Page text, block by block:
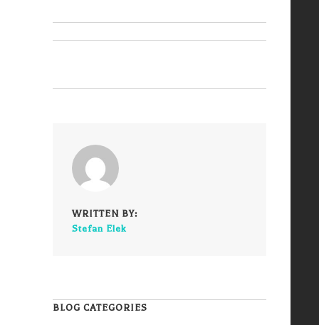
WRITTEN BY:
Stefan Elek
BLOG CATEGORIES